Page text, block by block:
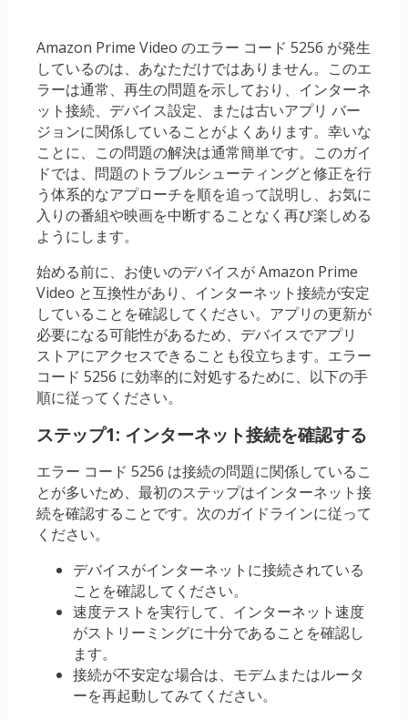
Amazon Prime Video のエラー コード 5256 が発生
しているのは、あなただけではありません。このエ
ラーは通常、再生の問題を示しており、インターネ
ット接続、デバイス設定、または古いアプリ バー
ジョンに関係していることがよくあります。幸いな
ことに、この問題の解決は通常簡単です。このガイ
ドでは、問題のトラブルシューティングと修正を行
う体系的なアプローチを順を追って説明し、お気に
入りの番組や映画を中断することなく再び楽しめる
ようにします。
始める前に、お使いのデバイスが Amazon Prime
Video と互換性があり、インターネット接続が安定
していることを確認してください。アプリの更新が
必要になる可能性があるため、デバイスでアプリ
ストアにアクセスできることも役立ちます。エラー
コード 5256 に効率的に対処するために、以下の手
順に従ってください。
ステップ1: インターネット接続を確認する
エラー コード 5256 は接続の問題に関係しているこ
とが多いため、最初のステップはインターネット接
続を確認することです。次のガイドラインに従って
ください。
デバイスがインターネットに接続されている
ことを確認してください。
速度テストを実行して、インターネット速度
がストリーミングに十分であることを確認し
ます。
接続が不安定な場合は、モデムまたはルータ
ーを再起動してみてください。